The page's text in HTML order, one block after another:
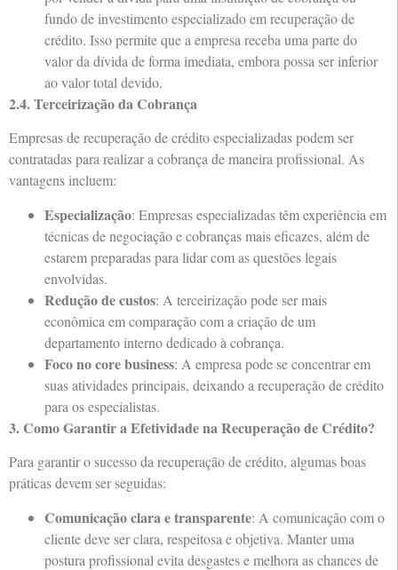
fundo de investimento especializado em recuperação de
crédito. Isso permite que a empresa receba uma parte do
valor da dívida de forma imediata, embora possa ser inferior
ao valor total devido.
2.4. Terceirização da Cobrança
Empresas de recuperação de crédito especializadas podem ser
contratadas para realizar a cobrança de maneira profissional. As
vantagens incluem:
Especialização: Empresas especializadas têm experiência em
técnicas de negociação e cobranças mais eficazes, além de
estarem preparadas para lidar com as questões legais
envolvidas.
Redução de custos: A terceirização pode ser mais
econômica em comparação com a criação de um
departamento interno dedicado à cobrança.
Foco no core business: A empresa pode se concentrar em
suas atividades principais, deixando a recuperação de crédito
para os especialistas.
3. Como Garantir a Efetividade na Recuperação de Crédito?
Para garantir o sucesso da recuperação de crédito, algumas boas
práticas devem ser seguidas:
Comunicação clara e transparente: A comunicação com o
cliente deve ser clara, respeitosa e objetiva. Manter uma
postura profissional evita desgastes e melhora as chances de